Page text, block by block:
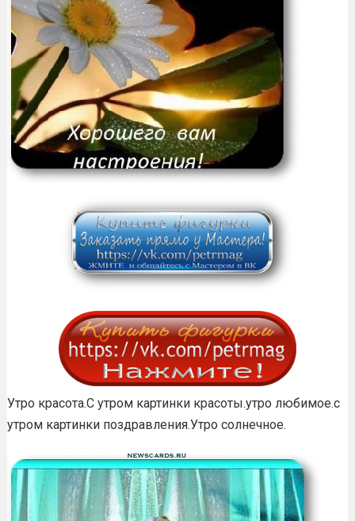
Утро красота.С утром картинки красоты.утро любимое.с
утром картинки поздравления.Утро солнечное.